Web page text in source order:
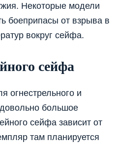
Некоторые модели
боеприпасы от взрыва в
вокруг сейфа.
сейфа
огнестрельного и
большое
сейфа зависит от
там планируется